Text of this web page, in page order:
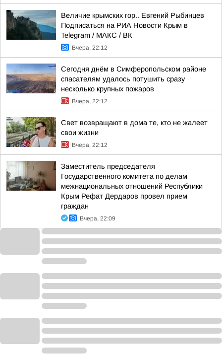
Величие крымских гор.. Евгений Рыбинцев
Подписаться на РИА Новости Крым в
Telegram / МАКС / ВК
Вчера, 22:12
Сегодня днём в Симферопольском районе
спасателям удалось потушить сразу
несколько крупных пожаров
Вчера, 22:12
Свет возвращают в дома те, кто не жалеет
свои жизни
Вчера, 22:12
Заместитель председателя
Государственного комитета по делам
межнациональных отношений Республики
Крым Рефат Дердаров провел прием
граждан
Вчера, 22:09